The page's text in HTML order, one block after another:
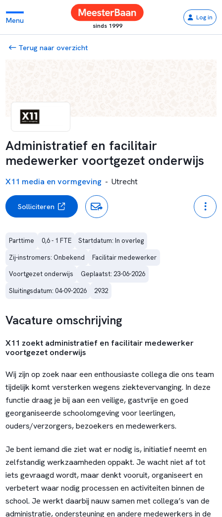
Menu
sinds 1999
Log in
Terug naar overzicht
Administratief en facilitair
medewerker voortgezet onderwijs
X11 media en vormgeving - Utrecht
Solliciteren
Parttime 0,6 - 1 FTE
Startdatum: In overleg
Zij-instromers: Onbekend
Facilitair medewerker
Voortgezet onderwijs
Geplaatst: 23-06-2026
Sluitingsdatum: 04-09-2026
2932
Vacature omschrijving
X11 zoekt administratief en facilitair medewerker
voortgezet onderwijs
Wij zijn op zoek naar een enthousiaste collega die ons team
tijdelijk komt versterken wegens ziektevervanging. In deze
functie draag je bij aan een veilige, gastvrije en goed
georganiseerde schoolomgeving voor leerlingen,
ouders/verzorgers, bezoekers en medewerkers.
Je bent iemand die ziet wat er nodig is, initiatief neemt en
zelfstandig werkzaamheden oppakt. Je wacht niet af tot
iets gevraagd wordt, maar denkt vooruit, organiseert en
verbetert waar nodig processen en activiteiten binnen de
school. Je werkt daarbij nauw samen met collega’s van de
administratie, ondersteuning en andere medewerkers in de